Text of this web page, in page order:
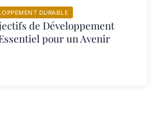
DURABLE
de Développement
pour un Avenir